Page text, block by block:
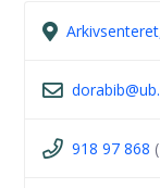
918 97 868